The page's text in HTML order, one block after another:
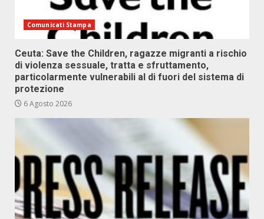
Comunicati Stampa
Ceuta: Save the Children, ragazze migranti a rischio
di violenza sessuale, tratta e sfruttamento,
particolarmente vulnerabili al di fuori del sistema di
protezione
6 Agosto 2026